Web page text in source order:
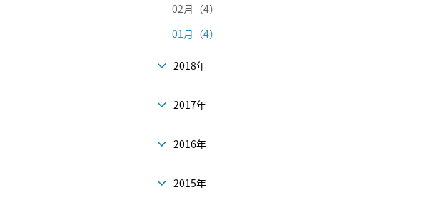
02月（4）
01月（4）
2018年
2017年
2016年
2015年